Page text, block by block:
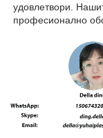
удовлетвори.
професионално